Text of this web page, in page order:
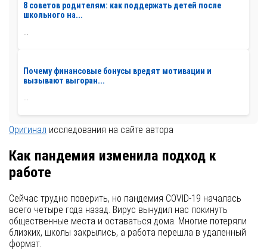
8 советов родителям: как поддержать детей после
школьного на...
...
Почему финансовые бонусы вредят мотивации и
вызывают выгоран...
...
Оригинал исследования на сайте автора
Как пандемия изменила подход к
работе
Сейчас трудно поверить, но пандемия COVID-19 началась
всего четыре года назад. Вирус вынудил нас покинуть
общественные места и оставаться дома. Многие потеряли
близких, школы закрылись, а работа перешла в удаленный
формат.